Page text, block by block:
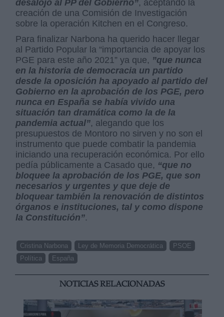
desalojó al PP del Gobierno”, aceptando la
creación de una Comisión de Investigación
sobre la operación Kitchen en el Congreso.
Para finalizar Narbona ha querido hacer llegar
al Partido Popular la “importancia de apoyar los
PGE para este año 2021” ya que, ”que nunca
en la historia de democracia un partido
desde la oposición ha apoyado al partido del
Gobierno en la aprobación de los PGE, pero
nunca en España se había vivido una
situación tan dramática como la de la
pandemia actual”, alegando que los
presupuestos de Montoro no sirven y no son el
instrumento que puede combatir la pandemia
iniciando una recuperación económica. Por ello
pedía públicamente a Casado que, “que no
bloquee la aprobación de los PGE, que son
necesarios y urgentes y que deje de
bloquear también la renovación de distintos
órganos e instituciones, tal y como dispone
la Constitución”.
Cristina Narbona Ley de Memoria Democrática
PSOE
Política
España
NOTICIAS RELACIONADAS